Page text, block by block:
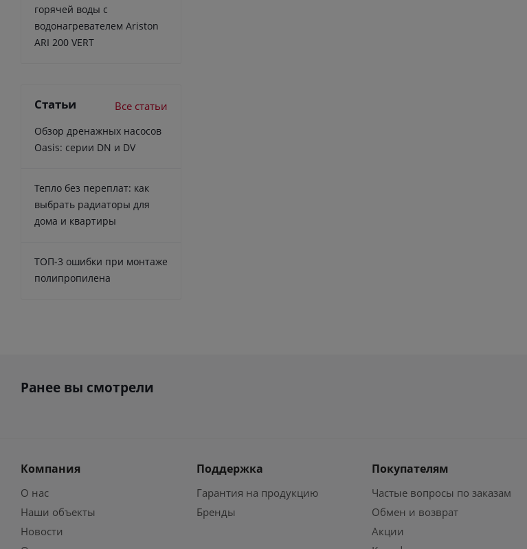
горячей воды с
водонагревателем Ariston
ARI 200 VERT
Статьи Все статьи
Обзор дренажных насосов
Oasis: серии DN и DV
Тепло без переплат: как
выбрать радиаторы для
дома и квартиры
ТОП-3 ошибки при монтаже
полипропилена
Ранее вы смотрели
Компания
О нас
Наши объекты
Новости
Поддержка
Гарантия на продукцию
Бренды
Покупателям
Частые вопросы по заказам
Обмен и возврат
Акции